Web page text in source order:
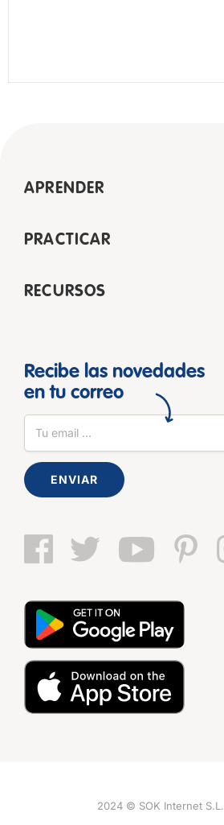
APRENDER
PRACTICAR
RECURSOS
Recibe las novedades
en tu correo
ENVIAR
2024 © SOK Internet S.L.